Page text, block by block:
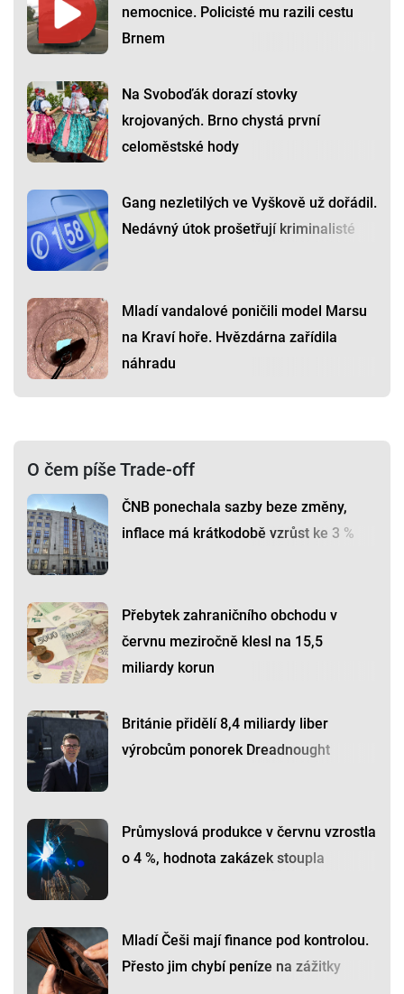
nemocnice. Policisté mu razili cestu
Brnem
Na Svoboďák dorazí stovky
krojovaných. Brno chystá první
celoměstské hody
Gang nezletilých ve Vyškově už dořádil.
Nedávný útok prošetřují kriminalisté
Mladí vandalové poničili model Marsu
na Kraví hoře. Hvězdárna zařídila
náhradu
O čem píše Trade-off
ČNB ponechala sazby beze změny,
inflace má krátkodobě vzrůst ke 3 %
Přebytek zahraničního obchodu v
červnu meziročně klesl na 15,5
miliardy korun
Británie přidělí 8,4 miliardy liber
výrobcům ponorek Dreadnought
Průmyslová produkce v červnu vzrostla
o 4 %, hodnota zakázek stoupla
Mladí Češi mají finance pod kontrolou.
Přesto jim chybí peníze na zážitky